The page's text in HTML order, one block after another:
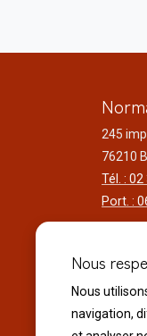
245
76210
Tél. :
Port. :
Du
9h00 à
Le
10h00
Nous
Nous
navigation,